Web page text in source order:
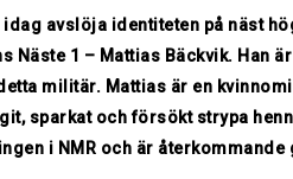
idag avslöja identiteten på näst
Näste 1 – Mattias Bäckvik. Han
militär. Mattias är en
sparkat och försökt strypa
i NMR och är